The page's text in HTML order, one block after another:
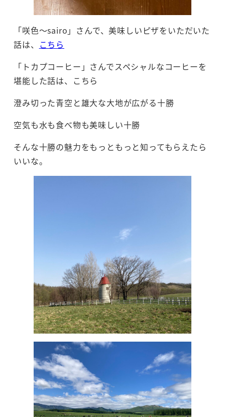
「咲色～sairo」さんで、美味しいピザをいただいた
話は、 こちら
「トカプコーヒー」さんでスペシャルなコーヒーを
堪能した話は、こちら
澄み切った青空と雄大な大地が広がる十勝
空気も水も食べ物も美味しい十勝
そんな十勝の魅力をもっともっと知ってもらえたら
いいな。